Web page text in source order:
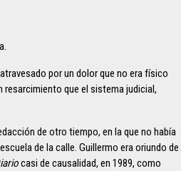
por un dolor que no era físico
que el sistema judicial,
de otro tiempo, en la que no había
de la calle. Guillermo era oriundo de
casi de causalidad, en 1989, como